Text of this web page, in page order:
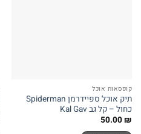
קופסאות אוכל
תיק אוכל ספיידרמן Spiderman
כחול – קל גב Kal Gav
50.00₪